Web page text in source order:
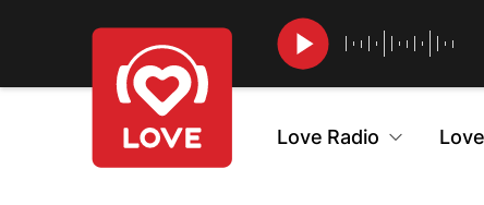
Love Radio